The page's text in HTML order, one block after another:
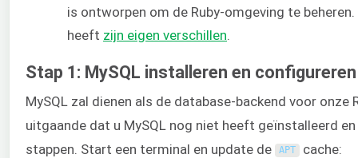
is ontworpen om de Ruby-omgeving te
heeft zijn eigen verschillen.
Stap 1: MySQL installeren en configureren
MySQL zal dienen als de database-backend voor onze
uitgaande dat u MySQL nog niet heeft geïnstalleerd
stappen. Start een terminal en update de
APT cache: